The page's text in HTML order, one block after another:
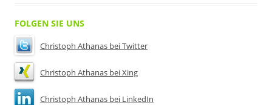
FOLGEN SIE UNS
Christoph Athanas bei Twitter
Christoph Athanas bei Xing
Christoph Athanas bei LinkedIn